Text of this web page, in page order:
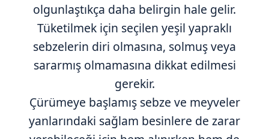
olgunlaştıkça daha belirgin hale gelir.
Tüketilmek için seçilen yeşil yapraklı
sebzelerin diri olmasına, solmuş veya
sararmış olmamasına dikkat edilmesi
gerekir.
Çürümeye başlamış sebze ve meyveler
yanlarındaki sağlam besinlere de zarar